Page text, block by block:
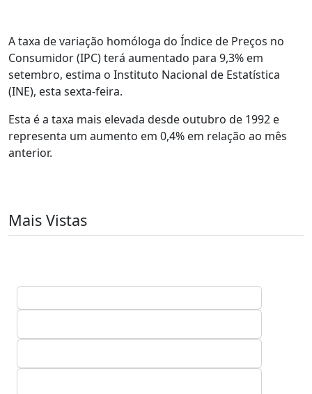
A taxa de variação homóloga do Índice de Preços no
Consumidor (IPC) terá aumentado para 9,3% em
setembro, estima o Instituto Nacional de Estatística
(INE), esta sexta-feira.
Esta é a taxa mais elevada desde outubro de 1992 e
representa um aumento em 0,4% em relação ao mês
anterior.
Mais Vistas